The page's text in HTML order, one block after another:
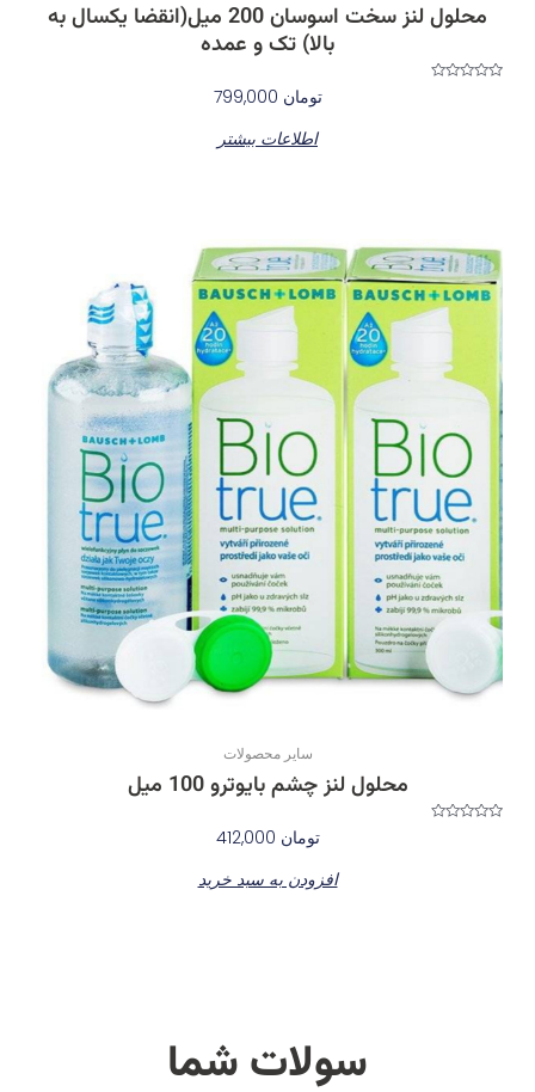
محلول لنز سخت اسوسان 200 میل(انقضا یکسال به
بالا) تک و عمده
تومان
اطلاعات بیشتر
سایر محصولات
محلول لنز چشم بایوترو 100 میل
تومان
افزودن به سبد خرید
سولات شما